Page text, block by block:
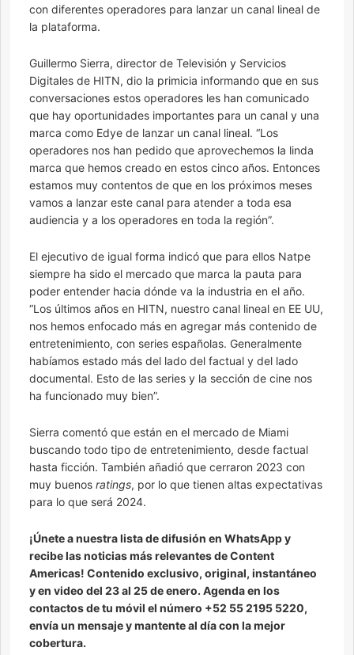
con diferentes operadores para lanzar un canal lineal de
la plataforma.
Guillermo Sierra, director de Televisión y Servicios
Digitales de HITN, dio la primicia informando que en sus
conversaciones estos operadores les han comunicado
que hay oportunidades importantes para un canal y una
marca como Edye de lanzar un canal lineal. “Los
operadores nos han pedido que aprovechemos la linda
marca que hemos creado en estos cinco años. Entonces
estamos muy contentos de que en los próximos meses
vamos a lanzar este canal para atender a toda esa
audiencia y a los operadores en toda la región”.
El ejecutivo de igual forma indicó que para ellos Natpe
siempre ha sido el mercado que marca la pauta para
poder entender hacia dónde va la industria en el año.
“Los últimos años en HITN, nuestro canal lineal en EE UU,
nos hemos enfocado más en agregar más contenido de
entretenimiento, con series españolas. Generalmente
habíamos estado más del lado del factual y del lado
documental. Esto de las series y la sección de cine nos
ha funcionado muy bien”.
Sierra comentó que están en el mercado de Miami
buscando todo tipo de entretenimiento, desde factual
hasta ficción. También añadió que cerraron 2023 con
muy buenos ratings, por lo que tienen altas expectativas
para lo que será 2024.
¡Únete a nuestra lista de difusión en WhatsApp y
recibe las noticias más relevantes de Content
Americas! Contenido exclusivo, original, instantáneo
y en video del 23 al 25 de enero. Agenda en los
contactos de tu móvil el número +52 55 2195 5220,
envía un mensaje y mantente al día con la mejor
cobertura.